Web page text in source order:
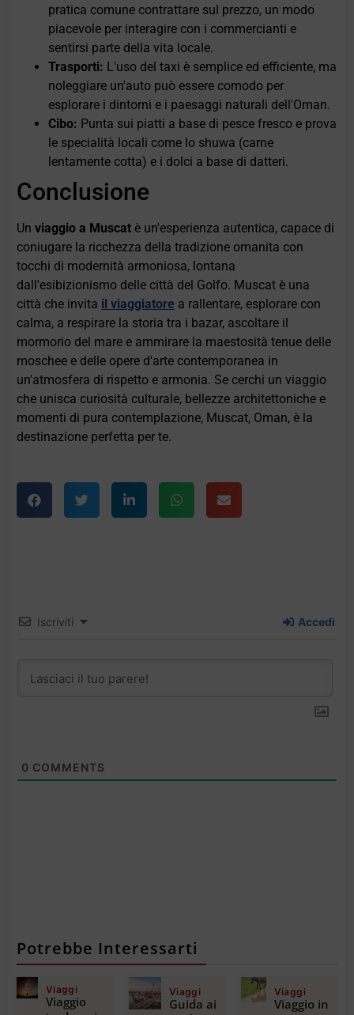
pratica comune contrattare sul prezzo, un modo
piacevole per interagire con i commercianti e
sentirsi parte della vita locale.
Trasporti: L'uso del taxi è semplice ed efficiente, ma
noleggiare un'auto può essere comodo per
esplorare i dintorni e i paesaggi naturali dell'Oman.
Cibo: Punta sui piatti a base di pesce fresco e prova
le specialità locali come lo shuwa (carne
lentamente cotta) e i dolci a base di datteri.
Conclusione
Unviaggio a Muscat è un'esperienza autentica, capace di
coniugare la ricchezza della tradizione omanita con
tocchi di modernità armoniosa, lontana
dall'esibizionismo delle città del Golfo. Muscat è una
città che invita il viaggiatore a rallentare, esplorare con
calma, a respirare la storia tra i bazar, ascoltare il
mormorio del mare e ammirare la maestosità tenue delle
moschee e delle opere d'arte contemporanea in
un'atmosfera di rispetto e armonia. Se cerchi un viaggio
che unisca curiosità culturale, bellezze architettoniche e
momenti di pura contemplazione, Muscat, Oman, è la
destinazione perfetta per te.
Iscriviti Accedi
0 COMMENTS
Potrebbe Interessarti
Viaggi
Viaggio
Viaggi
Guida ai
Viaggi
Viaggio in